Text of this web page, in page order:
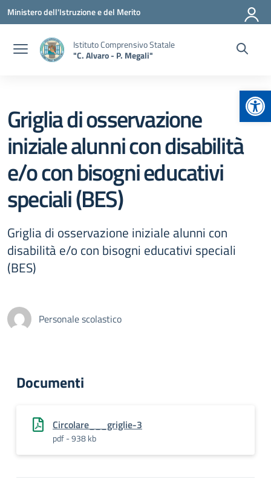
Vai ai contenuti
Vai al menu di navigazione
Vai al footer
Ministero dell'Istruzione e del Merito
Istituto Comprensivo Statale
"C. Alvaro - P. Megali"
Griglia di osservazione
iniziale alunni con disabilità
e/o con bisogni educativi
speciali (BES)
Griglia di osservazione iniziale alunni con
disabilità e/o con bisogni educativi speciali
(BES)
Personale scolastico
Documenti
Circolare___griglie-3
pdf - 938 kb